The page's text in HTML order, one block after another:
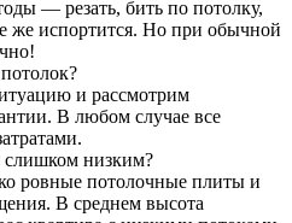
— резать, бить по потолку,
же испортится. Но при обычной
и рассмотрим
В любом случае все
слишком низким?
ровные потолочные плиты и
В среднем высота